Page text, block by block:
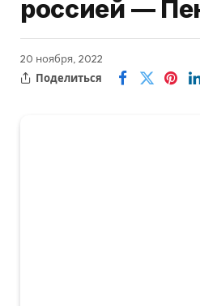
россией —
20 ноября, 2022
Поделиться